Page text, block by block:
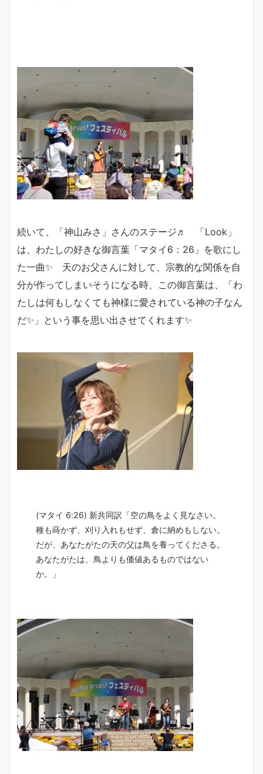
続いて、「神山みさ」さんのステージ♬ 「Look」
は、わたしの好きな御言葉「マタイ6：26」を歌にし
た一曲✨ 天のお父さんに対して、宗教的な関係を自
分が作ってしまいそうになる時、この御言葉は、「わ
たしは何もしなくても神様に愛されている神の子なん
だ✨」という事を思い出させてくれます✨
(マタイ 6:26) 新共同訳「空の鳥をよく見なさい。
種も蒔かず、刈り入れもせず、倉に納めもしない。
だが、あなたがたの天の父は鳥を養ってくださる。
あなたがたは、鳥よりも価値あるものではない
か。」